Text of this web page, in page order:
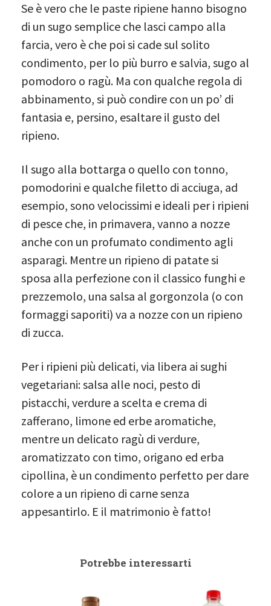
Se è vero che le paste ripiene hanno bisogno
di un sugo semplice che lasci campo alla
farcia, vero è che poi si cade sul solito
condimento, per lo più burro e salvia, sugo al
pomodoro o ragù. Ma con qualche regola di
abbinamento, si può condire con un po’ di
fantasia e, persino, esaltare il gusto del
ripieno.
Il sugo alla bottarga o quello con tonno,
pomodorini e qualche filetto di acciuga, ad
esempio, sono velocissimi e ideali per i ripieni
di pesce che, in primavera, vanno a nozze
anche con un profumato condimento agli
asparagi. Mentre un ripieno di patate si
sposa alla perfezione con il classico funghi e
prezzemolo, una salsa al gorgonzola (o con
formaggi saporiti) va a nozze con un ripieno
di zucca.
Per i ripieni più delicati, via libera ai sughi
vegetariani: salsa alle noci, pesto di
pistacchi, verdure a scelta e crema di
zafferano, limone ed erbe aromatiche,
mentre un delicato ragù di verdure,
aromatizzato con timo, origano ed erba
cipollina, è un condimento perfetto per dare
colore a un ripieno di carne senza
appesantirlo. E il matrimonio è fatto!
Potrebbe interessarti